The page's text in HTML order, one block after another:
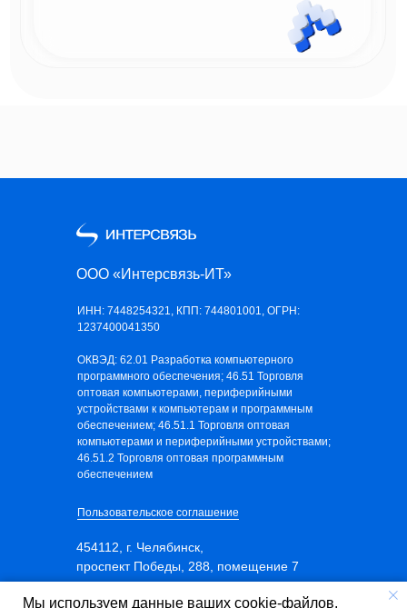
454112, г. Челябинск,
проспект Победы, 288, помещение 7
ООО «Интерсвязь-ИТ»
Пользовательское соглашение
ИНН: 7448254321, КПП: 744801001, ОГРН:
1237400041350
ОКВЭД: 62.01 Разработка компьютерного
программного обеспечения; 46.51 Торговля
оптовая компьютерами, периферийными
устройствами к компьютерам и программным
обеспечением; 46.51.1 Торговля оптовая
компьютерами и периферийными устройствами;
46.51.2 Торговля оптовая программным
обеспечением
Мы используем данные ваших cookie-файлов,